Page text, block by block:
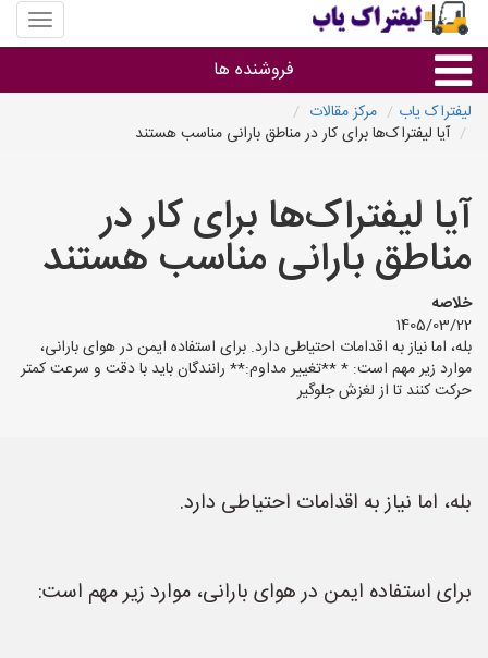
منوی
سایت
یاب
فروشنده ها
گروه ها
استان ها
لیفتراک یاب
مرکز مقالات
آیا لیفتراک‌ها برای کار در مناطق بارانی مناسب هستند
آیا لیفتراک‌ها برای کار در
مناطق بارانی مناسب هستند
خلاصه
1405/03/22
بله، اما نیاز به اقدامات احتیاطی دارد. برای استفاده ایمن در هوای بارانی،
موارد زیر مهم است: * **تغییر مداوم:** رانندگان باید با دقت و سرعت کمتر
حرکت کنند تا از لغزش جلوگیر
بله، اما نیاز به اقدامات احتیاطی دارد.
برای استفاده ایمن در هوای بارانی، موارد زیر مهم است: